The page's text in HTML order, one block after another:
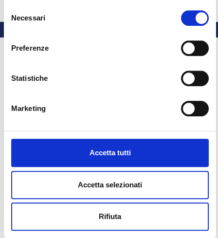
delNecessari
Preferenze
Statistiche
Marketing
Accetta tutti
Accetta selezionati
Rifiuta